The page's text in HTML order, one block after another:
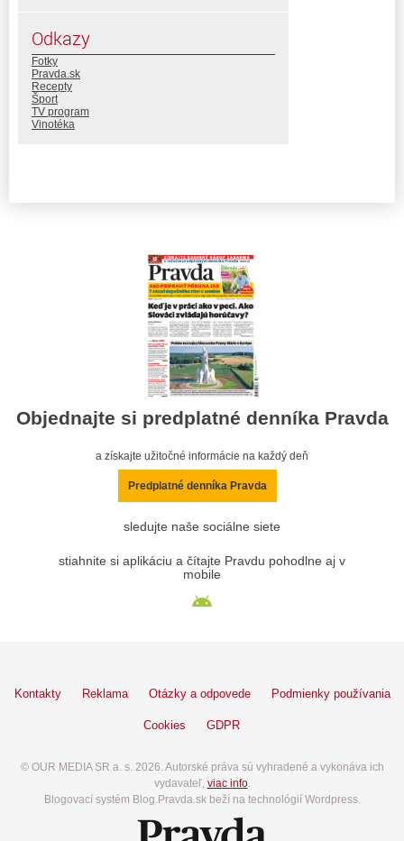
Odkazy
Fotky
Pravda.sk
Recepty
Šport
TV program
Vinotéka
Objednajte si predplatné denníka Pravda
a získajte užitočné informácie na každý deň
Predplatné denníka Pravda
sledujte naše sociálne siete
stiahnite si aplikáciu a čítajte Pravdu pohodlne aj v
mobile
Kontakty Reklama Otázky a odpovede Podmienky používania
Cookies GDPR
© OUR MEDIA SR a. s. 2026. Autorské práva sú vyhradené a vykonáva ich
vydavateľ, viac info.
Blogovací systém Blog.Pravda.sk beží na technológií Wordpress.